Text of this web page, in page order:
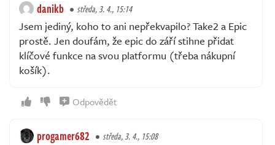
danikb středa, 3. 4., 15:14
Jsem jediný, koho to ani nepřekvapilo? Take2 a Epic
prostě. Jen doufám, že epic do září stihne přidat
klíčové funkce na svou platformu (třeba nákupní
košík).
Odpovědět
progamer682 středa, 3. 4., 15:08